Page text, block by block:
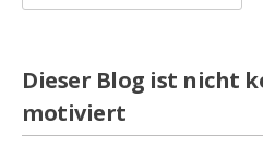
nach:
Dieser Blog ist nicht
motiviert